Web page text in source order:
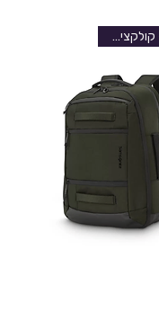
בהנחה - קולקציה חדשה